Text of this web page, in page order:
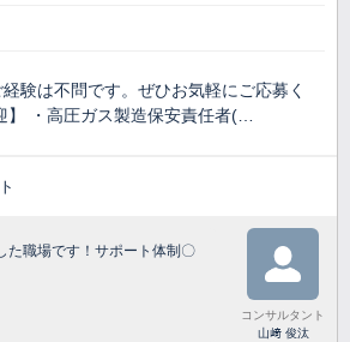
験は不問です。ぜひお気軽にご応募く
】 ・高圧ガス製造保安責任者(…
た職場です！サポート体制〇
コンサルタント
山﨑 俊汰